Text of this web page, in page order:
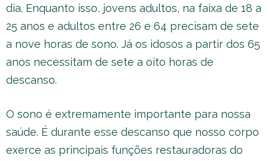
dia. Enquanto isso, jovens adultos, na faixa de 18 a
25 anos e adultos entre 26 e 64 precisam de sete
a nove horas de sono. Já os idosos a partir dos 65
anos necessitam de sete a oito horas de
descanso.
O sono é extremamente importante para nossa
saúde. É durante esse descanso que nosso corpo
exerce as principais funções restauradoras do